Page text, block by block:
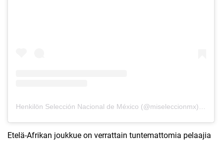
Henkilön Selección Nacional de México (@miseleccionmx) jakama julkaisu
Etelä-Afrikan joukkue on verrattain tuntemattomia pelaajia